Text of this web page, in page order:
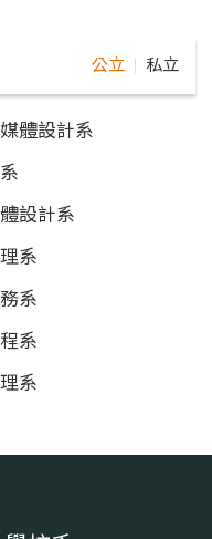
公立 私立
體設計系
設計系
系
系
系
系